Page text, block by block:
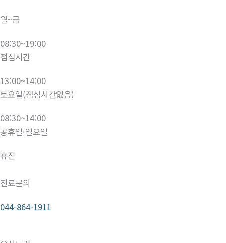
월~금
08:30~19:00
점심시간
13:00~14:00
토요일(점심시간없음)
08:30~14:00
공휴일·일요일
휴진
진료문의
044-864-1911